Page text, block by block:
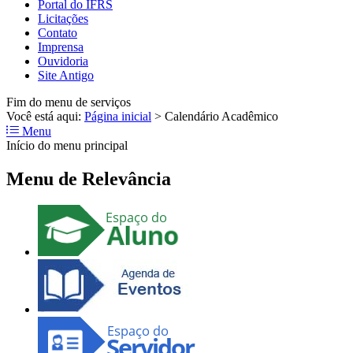
Portal do IFRS
Licitações
Contato
Imprensa
Ouvidoria
Site Antigo
Fim do menu de serviços
Você está aqui: Página inicial > Calendário Acadêmico
Menu
Início do menu principal
Menu de Relevância